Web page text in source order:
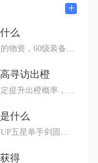
+
么
寻访出橙
什么
得